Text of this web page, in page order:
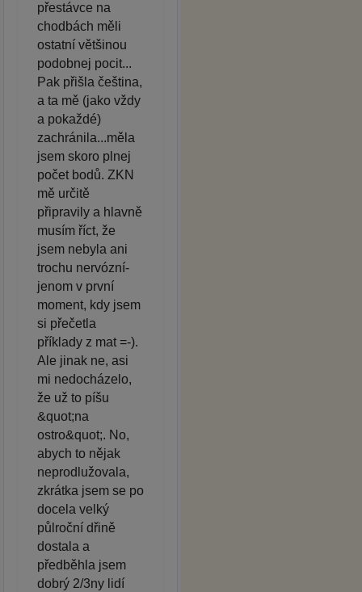
přestávce na
chodbách měli
ostatní většinou
podobnej pocit...
Pak přišla čeština,
a ta mě (jako vždy
a pokaždé)
zachránila...měla
jsem skoro plnej
počet bodů. ZKN
mě určitě
připravily a hlavně
musím říct, že
jsem nebyla ani
trochu nervózní-
jenom v první
moment, kdy jsem
si přečetla
příklady z mat =-).
Ale jinak ne, asi
mi nedocházelo,
že už to píšu
&quot;na
ostro&quot;. No,
abych to nějak
neprodlužovala,
zkrátka jsem se po
docela velký
půlroční dřině
dostala a
předběhla jsem
dobrý 2/3ny lidí